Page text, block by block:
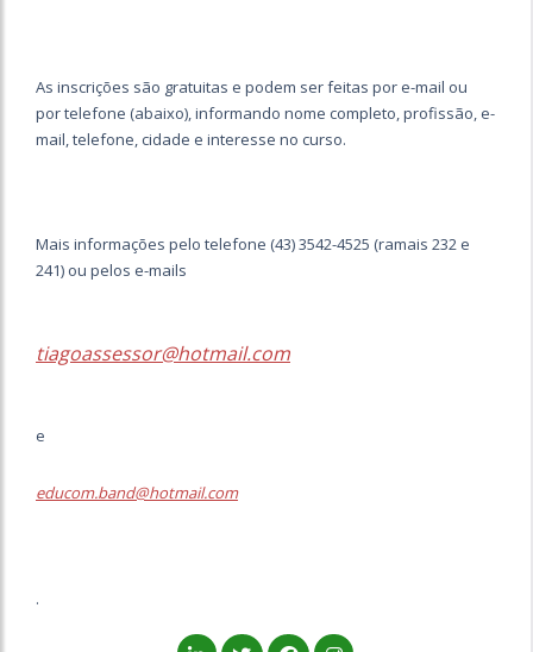
As inscrições são gratuitas e podem ser feitas por e-mail ou
por telefone (abaixo), informando nome completo, profissão, e-
mail, telefone, cidade e interesse no curso.
Mais informações pelo telefone (43) 3542-4525 (ramais 232 e
241) ou pelos e-mails
tiagoassessor@hotmail.com
e
educom.band@hotmail.com
.